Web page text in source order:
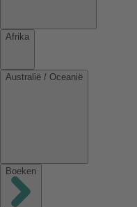
Afrika
Australië / Oceanië
Boeken